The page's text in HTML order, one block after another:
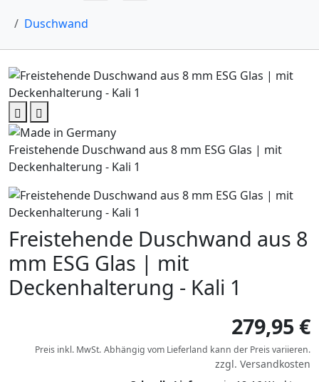
Duschwand
Freistehende Duschwand aus 8 mm ESG Glas | mit
Deckenhalterung - Kali 1
Freistehende Duschwand aus 8
mm ESG Glas | mit
Deckenhalterung - Kali 1
279,95 €
Preis inkl. MwSt. Abhängig vom Lieferland kann der Preis variieren.
zzgl. Versandkosten